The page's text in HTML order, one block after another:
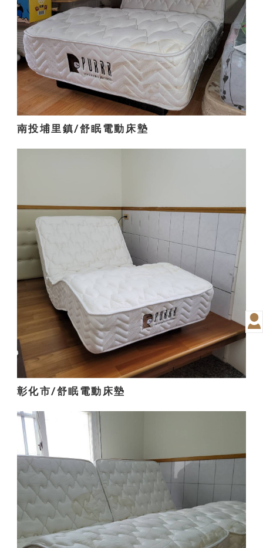
南投埔里鎮/舒眠電動床墊
彰化市/舒眠電動床墊